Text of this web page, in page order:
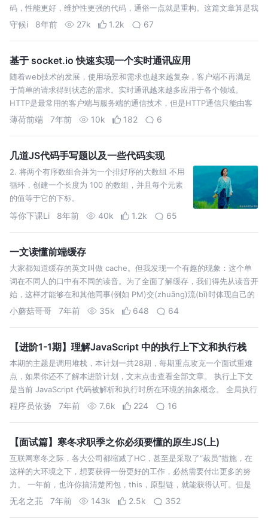
码，性能更好，维护性更强的代码，通俗一点就是重构。这篇文章算是我
一个小记录，在此分享一下。该文章主要针对介绍，例子也简单，深入复
守候i 8年前 27k 1.2k 67
基于 socket.io 快速实现一个实时通讯应用
随着web技术的发展，使用场景和需求也越来越复杂，客户端不再满足
于简单的请求得到状态的需求。实时通讯越来越多应用于各个领域。
HTTP是最常用的客户端与服务端的通信技术，但是HTTP通信只能由客
户端发起，无法及时获取服务端的数据改变。只能依靠定期轮询来获取最
薄荷前端 7年前 10k 182 6
几道JS代码手写题以及一些代码实现
2. 将两个有序数组合并为一个排好序的大数组 不用
循环，创建一个长度为 100 的数组，并且每个元素
的值等于它的下标。
等你下课Li 8年前 40k 1.2k 65
一文读懂前端缓存
大家都知道缓存的英文叫做 cache。但我发现一个有趣的现象：这个单
词在不同人的口中有不同的读音。为了全面了解缓存，我们得先从读音开
始，这样才能够在和其他同事(例如 PM)交(zhuāng)流(bī)时体现自己的
修(bī)养(gé)。 友情提示：文章有些长，您可能需要分批次读完…
小蘑菇哥哥 7年前 35k 648 64
【进阶1-1期】理解JavaScript 中的执行上下文和执行栈
本期的主题是调用堆栈，本计划一共28期，每期重点攻克一个面试重难
点，如果你还不了解本进阶计划，文末点击查看全部文章。 执行上下文
是当前 JavaScript 代码被解析和执行时所在环境的抽象概念。 全局执行
上下文：只有一个，浏览器中的全局对象就是 window 对象，this …
程序员依扬 7年前 7.6k 224 16
【面试篇】寒冬求职季之你必须要懂的原生JS(上)
互联网寒冬之际，各大公司都缩减了HC，甚至是采取了“裁员”措施，在
这样的大环境之下，想要获得一份更好的工作，必然需要付出更多的努
力。 一年前，也许你搞清楚闭包，this，原型链，就能获得认可。但是
现在，很显然是不行了。本文梳理出了一些面试中有一定难度的高频原生
无名之苝 7年前 143k 2.5k 352